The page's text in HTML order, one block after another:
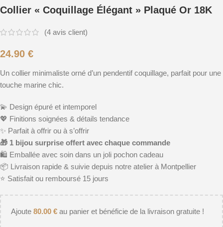
Collier « Coquillage Élégant » Plaqué Or 18K
(4 avis client)
24.90 €
Un collier minimaliste orné d’un pendentif coquillage, parfait pour une
touche marine chic.
💫 Design épuré et intemporel
💖 Finitions soignées & détails tendance
✨ Parfait à offrir ou à s’offrir
🎁 1 bijou surprise offert avec chaque commande
🛍️ Emballée avec soin dans un joli pochon cadeau
📦 Livraison rapide & suivie depuis notre atelier à Montpellier
⭐️ Satisfait ou remboursé 15 jours
Ajoute 80.00 € au panier et bénéficie de la livraison gratuite !